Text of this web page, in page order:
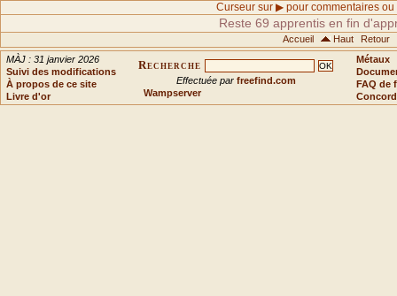
Curseur sur ▶ pour commentaires
Reste 69 apprentis en fin
Accueil Haut
Retour
MÀJ : 31 janvier 2026
Suivi des modifications
À propos de ce site
Livre d'or
Recherche
Effectuée par freefind.com
Wampserver
Métaux
FAQ de